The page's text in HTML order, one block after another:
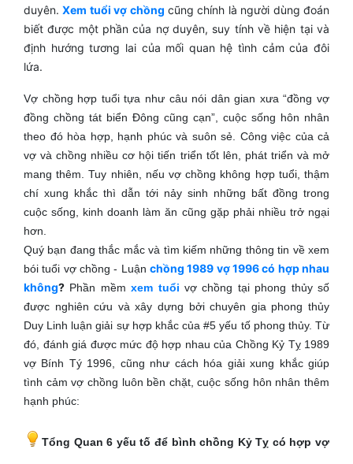
duyên.Xem tuổi vợ chồng cũng chính là người dùng đoán
biết được một phần của nợ duyên, suy tính về hiện tại và
định hướng tương lai của mối quan hệ tình cảm của đôi
lứa.
Vợ chồng hợp tuổi tựa như câu nói dân gian xưa “đồng vợ
đồng chồng tát biển Đông cũng cạn”, cuộc sống hôn nhân
theo đó hòa hợp, hạnh phúc và suôn sẻ. Công việc của cả
vợ và chồng nhiều cơ hội tiến triển tốt lên, phát triển và mở
mang thêm. Tuy nhiên, nếu vợ chồng không hợp tuổi, thậm
chí xung khắc thì dẫn tới nảy sinh những bất đồng trong
cuộc sống, kinh doanh làm ăn cũng gặp phải nhiều trở ngại
hơn.
Quý bạn đang thắc mắc và tìm kiếm những thông tin về xem
bói tuổi vợ chồng - Luận chồng 1989 vợ 1996 có hợp nhau
không? Phần mềmxem tuổi vợ chồng tại phong thủy số
được nghiên cứu và xây dựng bởi chuyên gia phong thủy
Duy Linh luận giải sự hợp khắc của #5 yếu tố phong thủy. Từ
đó, đánh giá được mức độ hợp nhau của Chồng Kỷ Tỵ 1989
vợ Bính Tý 1996, cũng như cách hóa giải xung khắc giúp
tình cảm vợ chồng luôn bền chặt, cuộc sống hôn nhân thêm
hạnh phúc:
Tổng Quan 6 yếu tố để bình chồng Kỷ Tỵ có hợp vợ